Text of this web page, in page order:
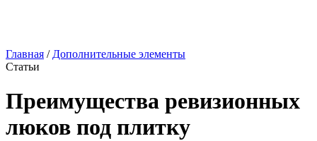
Главная / Дополнительные элементы
Статьи
Преимущества ревизионных
люков под плитку